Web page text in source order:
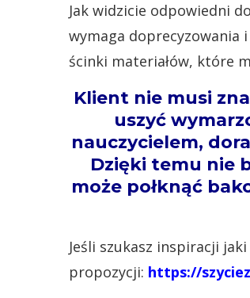
Jak widzicie odpowiedni
wymaga doprecyzowania
ścinki materiałów, które
Klient nie musi
uszyć
nauczycielem,
Dzięki temu nie
może połknąć
Jeśli szukasz inspiracji
propozycji: https://